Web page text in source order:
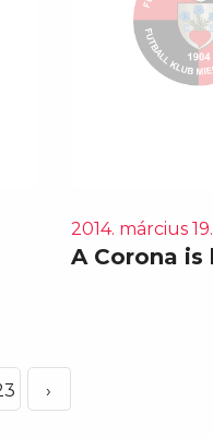
2014. március 19.
A Corona
›